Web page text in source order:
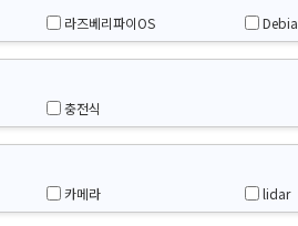
라즈베리파이OS
충전식
카메라 lidar